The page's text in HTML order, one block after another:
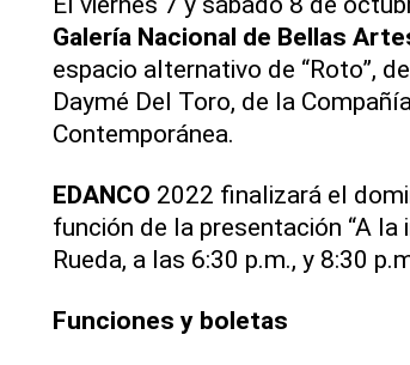
Galería Nacional de Bellas
espacio alternativo de “Roto”,
Daymé Del Toro, de la
Contemporánea.
EDANCO 2022 finalizará el
función de la presentación “A la
Rueda, a las 6:30 p.m., y 8:30
Funciones y boletas